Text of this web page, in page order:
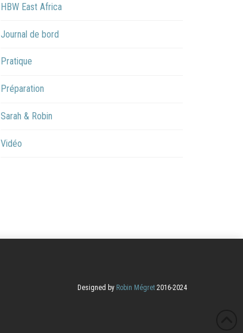
HBW East Africa
Journal de bord
Pratique
Préparation
Sarah & Robin
Vidéo
Designed by Robin Mégret2016-2024